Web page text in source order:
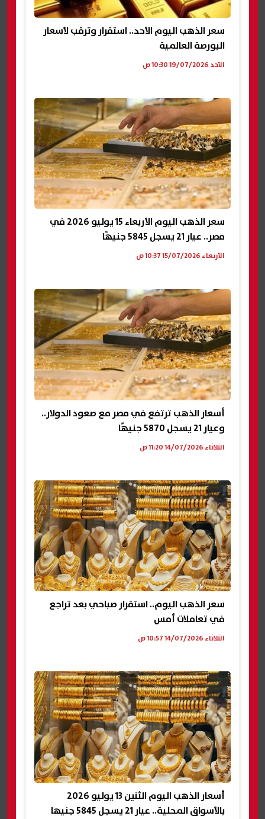
سعر الذهب اليوم الأحد.. استقرار وترقب لأسعار
البورصة العالمية
الأحد 19/07/2026 10:30 ص
سعر الذهب اليوم الأربعاء 15 يوليو 2026 في
مصر.. عيار 21 يسجل 5845 جنيهًا
الأربعاء 15/07/2026 10:37 ص
أسعار الذهب ترتفع في مصر مع صعود الدولار..
وعيار 21 يسجل 5870 جنيهًا
الثلاثاء 14/07/2026 11:20 ص
سعر الذهب اليوم.. استقرار صباحي بعد تراجع
في تعاملات أمس
الثلاثاء 14/07/2026 10:57 ص
أسعار الذهب اليوم الثنين 13 يوليو 2026
بالأسواق المحلية.. عيار 21 يسجل 5845 جنيها